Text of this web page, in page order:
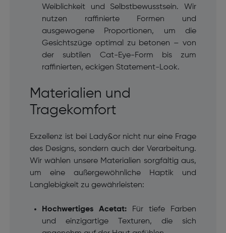
Weiblichkeit und Selbstbewusstsein. Wir
nutzen raffinierte Formen und
ausgewogene Proportionen, um die
Gesichtszüge optimal zu betonen – von
der subtilen Cat-Eye-Form bis zum
raffinierten, eckigen Statement-Look.
Materialien und
Tragekomfort
Exzellenz ist bei Lady&or nicht nur eine Frage
des Designs, sondern auch der Verarbeitung.
Wir wählen unsere Materialien sorgfältig aus,
um eine außergewöhnliche Haptik und
Langlebigkeit zu gewährleisten:
Hochwertiges Acetat:Für tiefe Farben
und einzigartige Texturen, die sich